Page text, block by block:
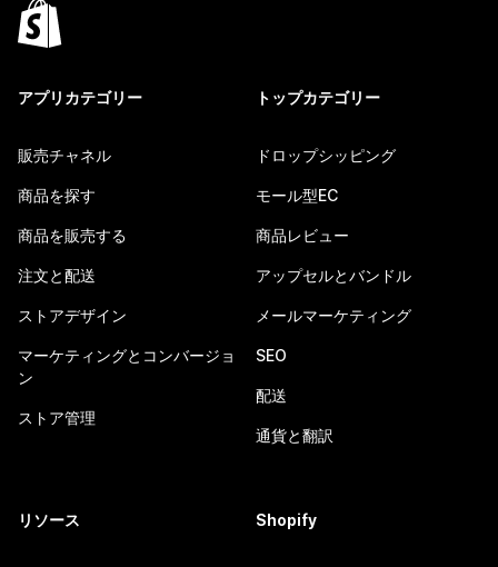
アプリカテゴリー
販売チャネル
商品を探す
商品を販売する
注文と配送
ストアデザイン
マーケティングとコンバージョ
ン
ストア管理
トップカテゴリー
ドロップシッピング
モール型EC
商品レビュー
アップセルとバンドル
メールマーケティング
SEO
配送
通貨と翻訳
リソース Shopify